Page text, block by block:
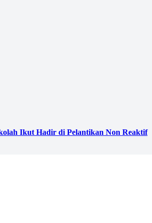
Ikut Hadir di Pelantikan Non Reaktif